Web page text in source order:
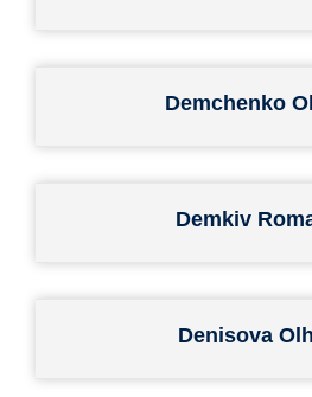
Demchenko
Demkiv
Denisova